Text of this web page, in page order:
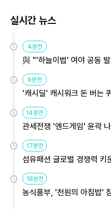
실시간 뉴스
4분전
與 "'하늘이법' 여야 공동
9분전
'캐시딜' 캐시워크 돈 버는
14분전
관세전쟁 '엔드게임' 윤곽
용해야
17분전
섬유패션 글로벌 경쟁력
원
18분전
농식품부, '천원의 아침밥'